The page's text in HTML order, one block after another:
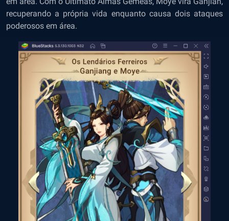
recuperando a própria vida enquanto causa dois ataques
poderosos em área.